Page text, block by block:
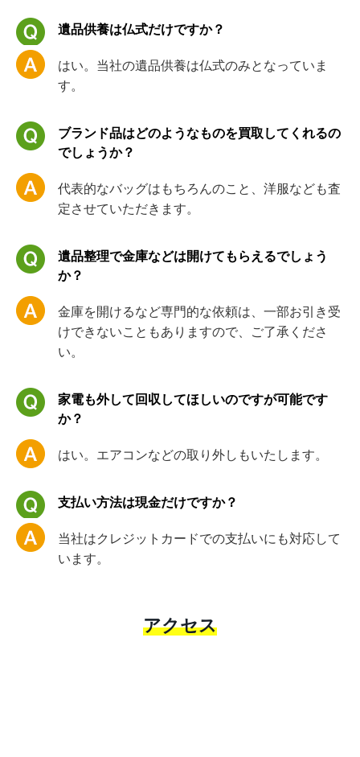
遺品供養は仏式だけですか？
はい。当社の遺品供養は仏式のみとなっていま
す。
ブランド品はどのようなものを買取してくれるの
でしょうか？
代表的なバッグはもちろんのこと、洋服なども査
定させていただきます。
遺品整理で金庫などは開けてもらえるでしょう
か？
金庫を開けるなど専門的な依頼は、一部お引き受
けできないこともありますので、ご了承くださ
い。
家電も外して回収してほしいのですが可能です
か？
はい。エアコンなどの取り外しもいたします。
支払い方法は現金だけですか？
当社はクレジットカードでの支払いにも対応して
います。
アクセス